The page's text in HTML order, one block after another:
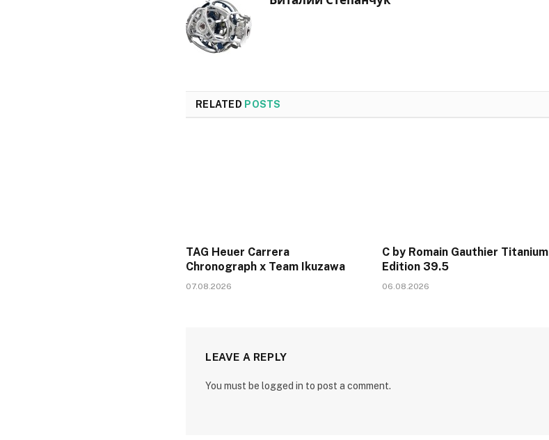
RELATED POSTS
TAG Heuer Carrera
Chronograph x Team Ikuzawa
07.08.2026
C by Romain Gauthier Titanium
Edition 39.5
06.08.2026
LEAVE A REPLY
You must be logged in to post a comment.